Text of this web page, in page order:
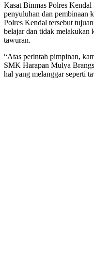
Kasat Binmas Polres
penyuluhan dan pembinaan
Polres Kendal tersebut
belajar dan tidak melakukan
tawuran.
“Atas perintah pimpinan,
SMK Harapan Mulya
hal yang melanggar seperti